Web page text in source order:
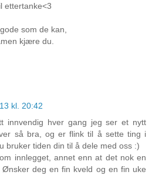
ettertanke<3
som de kan,
kjære du.
kl. 20:42
innvendig hver gang jeg ser et nytt
så bra, og er flink til å sette ting i
bruker tiden din til å dele med oss :)
innlegget, annet enn at det nok en
deg en fin kveld og en fin uke